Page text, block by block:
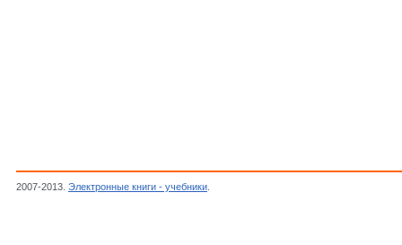
2007-2013. Электронные книги - учебники